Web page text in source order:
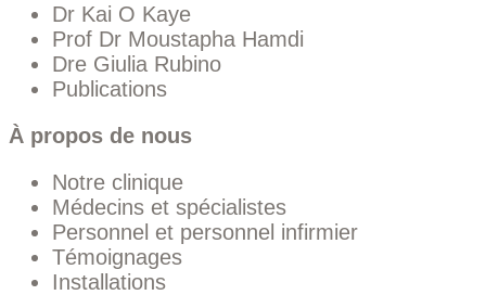
Dr Kai O Kaye
Prof Dr Moustapha Hamdi
Dre Giulia Rubino
Publications
À propos de nous
Notre clinique
Médecins et spécialistes
Personnel et personnel infirmier
Témoignages
Installations